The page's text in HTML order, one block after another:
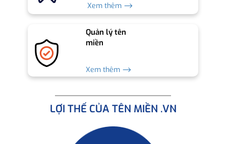
Xem thêm ⟶
Quản lý tên
miền
Xem thêm ⟶
LỢI THẾ CỦA TÊN MIỀN .VN